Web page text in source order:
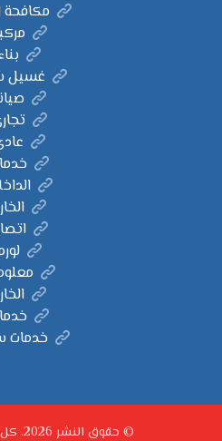
مكافحة
غسيل
خدمات
© حقوق النشر 2026. كل الحقوق محفوظة.